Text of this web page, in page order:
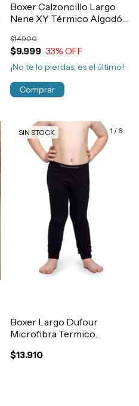
Boxer Calzoncillo Largo
Nene XY Térmico Algodón
$9.999
$14.900
33% OFF
¡No te lo pierdas, es el último!
Comprar
1 / 6
SIN STOCK
Boxer Largo Dufour
Microfibra Termico
Nene Art.11941
$13.910